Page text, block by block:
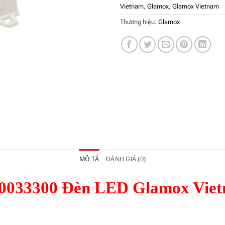
Vietnam, Glamox, Glamox Vietnam
Thương hiệu: Glamox
MÔ TẢ ĐÁNH GIÁ (0)
Đèn LED Glamox